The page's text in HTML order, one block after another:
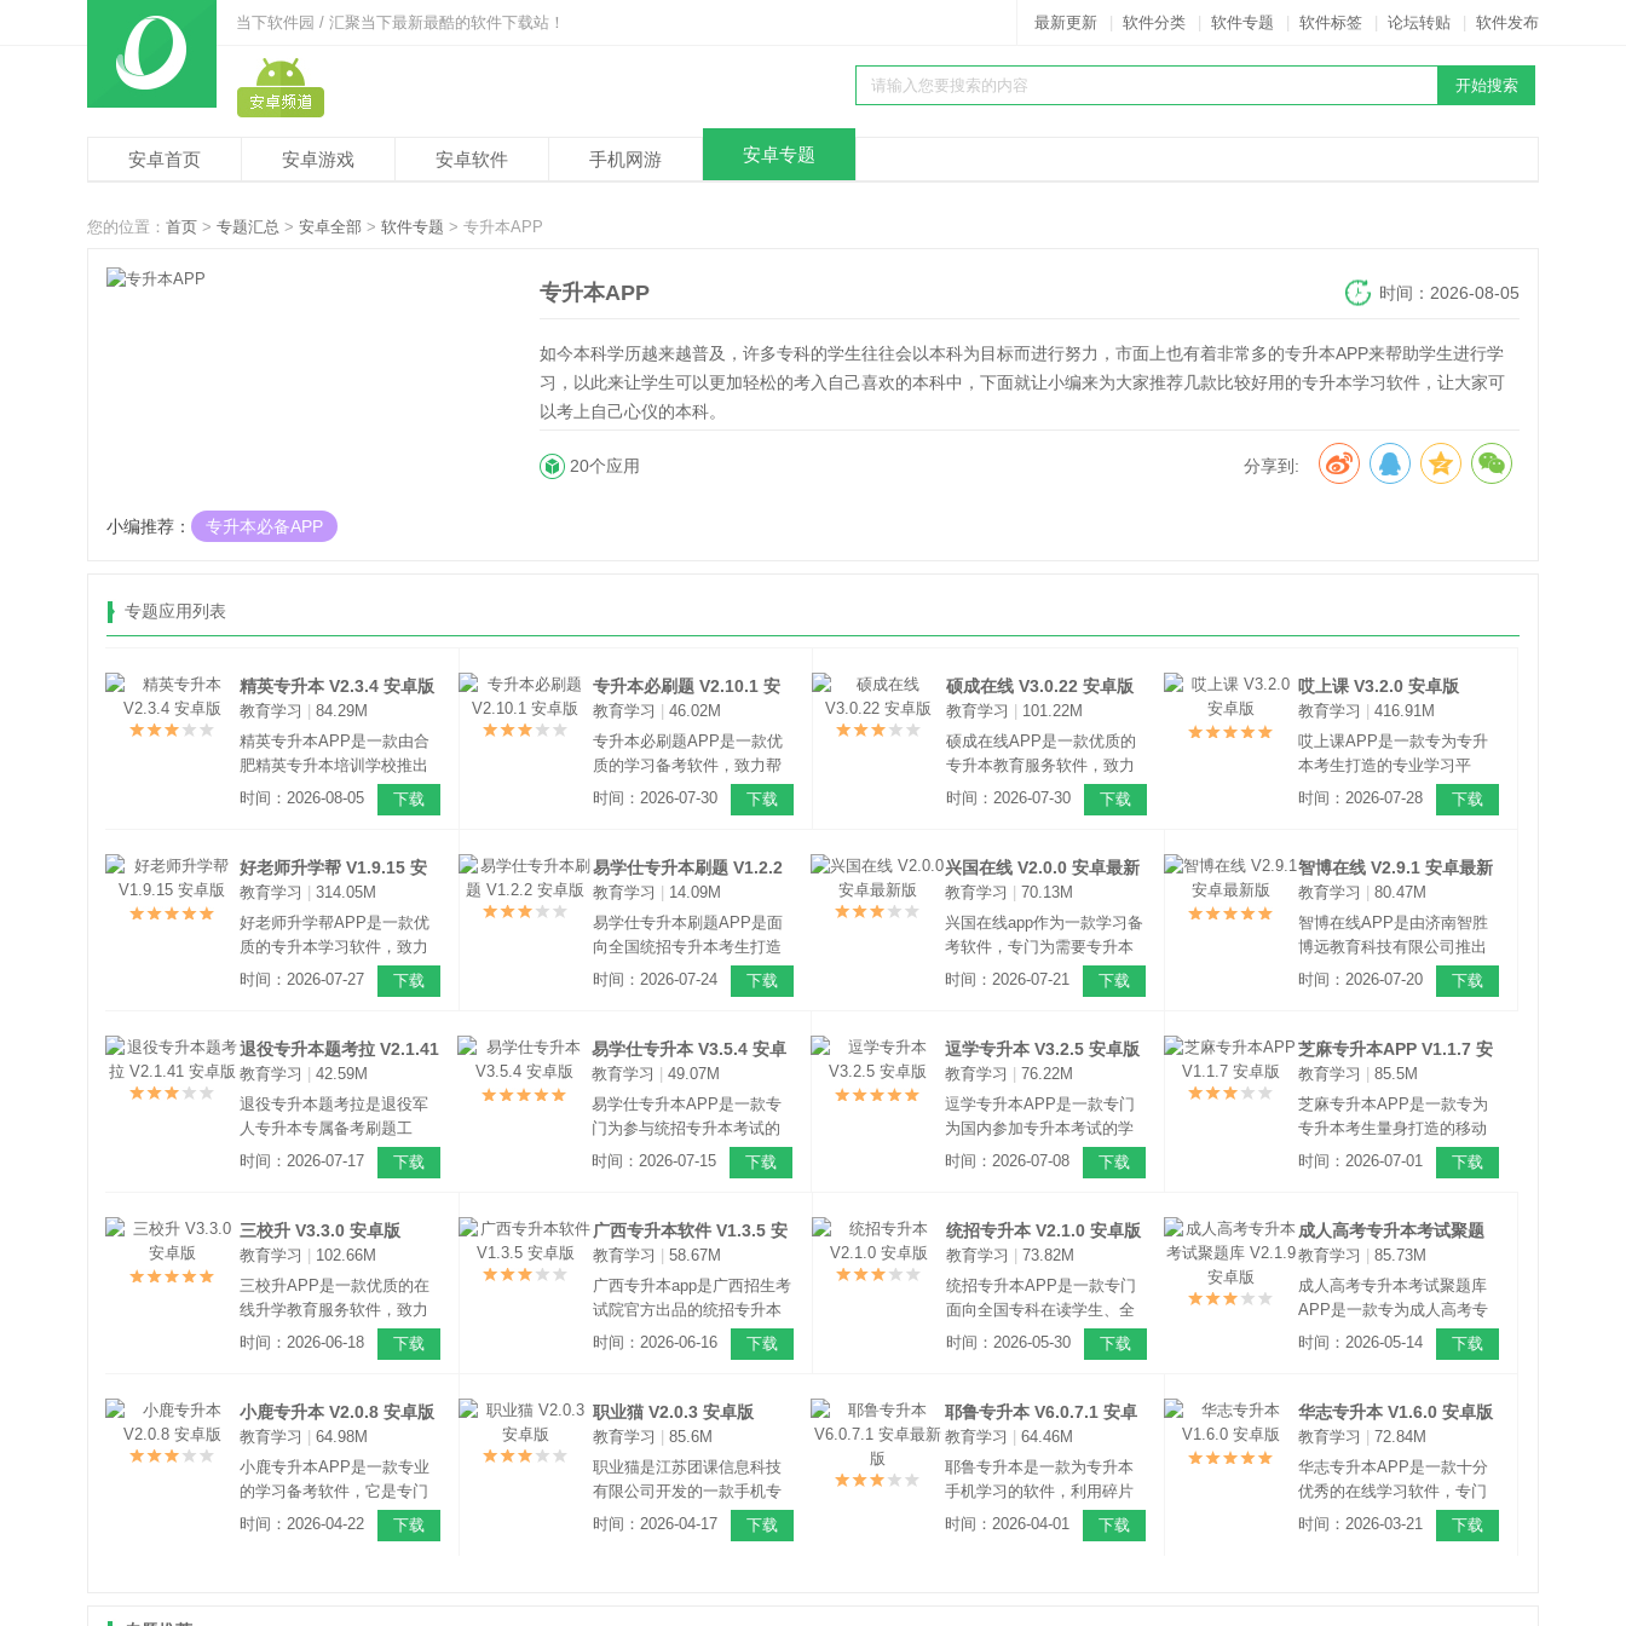
当下软件园 / 汇聚当下最新最酷的软件下载站！ 最新更新 软件分类 软件专题 软件标签 论坛转贴 软件发布
安卓首页 安卓游戏 安卓软件 手机网游 安卓专题
您的位置： 首页 > 专题汇总 > 安卓全部 > 软件专题 > 专升本APP
专升本APP 时间：2026-08-05
如今本科学历越来越普及，许多专科的学生往往会以本科为目标而进行努力，市面上也有着非常多的专升本APP来帮助学生进行学
习，以此来让学生可以更加轻松的考入自己喜欢的本科中，下面就让小编来为大家推荐几款比较好用的专升本学习软件，让大家可
以考上自己心仪的本科。
分享到:
20个应用
小编推荐： 专升本必备APP
专题应用列表
精英专升本 V2.3.4 安卓版
教育学习
84.29M
精英专升本APP是一款由合
肥精英专升本培训学校推出
的一站式线上学习软件，专
门为安徽省参加专升本考试
全国各地历年的专升本真题
题库。
时间：2026-08-05 下载
专升本必刷题 V2.10.1 安
卓版
教育学习
46.02M
专升本必刷题APP是一款优
质的学习备考软件，致力帮
助用户更轻松的提升自己的
成绩。主要服务需要专升本
料，包含海量练习题以及来
自各个地区的历年考试真
题。
时间：2026-07-30 下载
硕成在线 V3.0.22 安卓版
教育学习
101.22M
硕成在线APP是一款优质的
专升本教育服务软件，致力
让用户更轻松的通过专升
本。软件为用户提供了优质
多高校的名师，为用户提供
专业的教学辅导，从而帮助
大家解决各种学习难题。
时间：2026-07-30 下载
哎上课 V3.2.0 安卓版
教育学习
416.91M
哎上课APP是一款专为专升
本考生打造的专业学习平
台。这款界面简洁直观，不
管是刚接触专升本的新手，
都能快速上手使用。
时间：2026-07-28 下载
好老师升学帮 V1.9.15 安
卓版
教育学习
314.05M
好老师升学帮APP是一款优
质的专升本学习软件，致力
帮助用户可以更轻松的通过
考试。软件支持全国多个考
的需求选择学习，围绕考纲
解读、考试技巧、专业知识
训练，一站式的提升自己。
时间：2026-07-27 下载
易学仕专升本刷题 V1.2.2
安卓版
教育学习
14.09M
易学仕专升本刷题APP是面
向全国统招专升本考生打造
的刷题学习工具，依托长期
专升本教研经验搭建完整题
升本公共课与主流专业课内
容。
时间：2026-07-24 下载
兴国在线 V2.0.0 安卓最新
版
教育学习
70.13M
兴国在线app作为一款学习备
考软件，专门为需要专升本
的用户所设计。开设财经
类、电子信息类、英语类等
高质量的名师直播录播课
程、模拟考试、历年真题、
随堂检验、课后答疑等功
能。
时间：2026-07-21 下载
智博在线 V2.9.1 安卓最新
版
教育学习
80.47M
智博在线APP是由济南智胜
博远教育科技有限公司推出
的一款非常给力的专升本培
训类手机软件，该软件可以
专升本的一站式学习服务平
台，专注山东省专升本考试
十余年。
时间：2026-07-20 下载
退役专升本题考拉 V2.1.41
安卓版
教育学习
42.59M
退役专升本题考拉是退役军
人专升本专属备考刷题工
具，深度贴合各省退役专升
本考情，收录全国历年真
支持智能刷题、仿真模考、
错题强化、逆袭冲刺，针对
退役考生特点优化，助力高
效备考专升本上岸。
时间：2026-07-17 下载
易学仕专升本 V3.5.4 安卓
版
教育学习
49.07M
易学仕专升本APP是一款专
门为参与统招专升本考试的
用户量身定制的升本备考软
件，该软件专注于专升本培
子实现自己的升本梦想！
时间：2026-07-15 下载
逗学专升本 V3.2.5 安卓版
教育学习
76.22M
逗学专升本APP是一款专门
为国内参加专升本考试的学
生用户量身定制的在线课程
学习软件，该软件旨在为全
的线上课程学习服务，致力
于帮助每一位考生都能如愿
轻松上岸。
时间：2026-07-08 下载
芝麻专升本APP V1.1.7 安
卓版
教育学习
85.5M
芝麻专升本APP是一款专为
专升本考生量身打造的移动
学习工具，该软件整合了丰
富的学习资源，涵盖专升本
习到冲刺提升的全流程服
务，满足不同层次考生的备
考需求。
时间：2026-07-01 下载
三校升 V3.3.0 安卓版
教育学习
102.66M
三校升APP是一款优质的在
线升学教育服务软件，致力
帮助用户更好的提升自己。
软件为用户提供了海量的学
选择学习，还有海量的掌上
题库资源，通过刷题的方式
巩固自己的所学知识。
时间：2026-06-18 下载
广西专升本软件 V1.3.5 安
卓版
教育学习
58.67M
广西专升本app是广西招生考
试院官方出品的统招专升本
唯一线上办事软件，支持考
生注册报名、资格核验、缴
填志愿与录取查询，无广
告、数据权威安全。
时间：2026-06-16 下载
统招专升本 V2.1.0 安卓版
教育学习
73.82M
统招专升本APP是一款专门
面向全国专科在读学生、全
日制升本备考人群打造的专
属移动端备考软件，聚焦全
求，适配全国各省市全日制
升本考试政策、考纲及科目
体系。
时间：2026-05-30 下载
成人高考专升本考试聚题
库 V2.1.9 安卓版
教育学习
85.73M
成人高考专升本考试聚题库
APP是一款专为成人高考专
升本考生打造的专业化备考
辅助软件，聚焦成人高考专
政治、英语、高等数学及各
类专业基础课等核心考试科
目，为考生提供一站式备考
服务。
时间：2026-05-14 下载
小鹿专升本 V2.0.8 安卓版
教育学习
64.98M
小鹿专升本APP是一款专业
的学习备考软件，它是专门
为参加专升本的用户准备
的，帮助大家更好的提升自
时间：2026-04-22 下载
职业猫 V2.0.3 安卓版
教育学习
85.6M
职业猫是江苏团课信息科技
有限公司开发的一款手机专
升本学习软件。软件内有大
量的课程，包含多个科目，
时间：2026-04-17 下载
耶鲁专升本 V6.0.7.1 安卓
最新版
教育学习
64.46M
耶鲁专升本是一款为专升本
手机学习的软件，利用碎片
时间增加自己的题库量，手
机随身携带，也能随时随地
时间：2026-04-01 下载
华志专升本 V1.6.0 安卓版
教育学习
72.84M
华志专升本APP是一款十分
优秀的在线学习软件，专门
为参与统招专升本、研究
生、自考等需要提升学历的
时间：2026-03-21 下载